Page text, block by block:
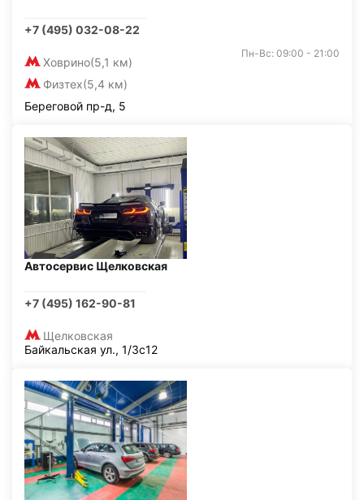
+7 (495) 032-08-22
Ховрино(5,1 км)
Физтех(5,4 км)
Пн-Вс: 09:00 - 21:00
Береговой пр-д, 5
Автосервис Щелковская
+7 (495) 162-90-81
Щелковская
Байкальская ул., 1/3с12